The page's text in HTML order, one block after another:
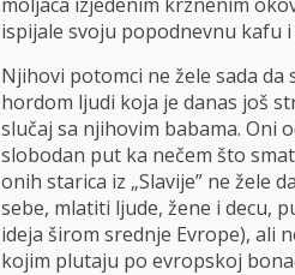
ispijale svoju popodnevnu kafu
Njihovi potomci ne žele sada da
hordom ljudi koja je danas još
slučaj sa njihovim babama. Oni
slobodan put ka nečem što
onih starica iz „Slavije” ne žele
sebe, mlatiti ljude, žene i decu,
ideja širom srednje Evrope), ali
kojim plutaju po evropskoj